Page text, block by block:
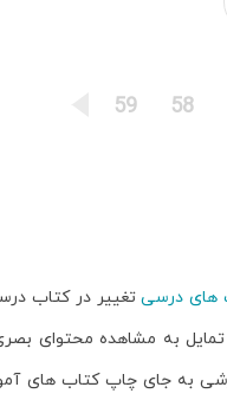
58
59
های درسیتغییر در کتاب
به مشاهده محتوای
به جای چاپ کتاب های